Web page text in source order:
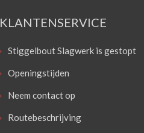
KLANTENSERVICE
Stiggelbout Slagwerk is gestopt
Openingstijden
Neem contact op
Routebeschrijving